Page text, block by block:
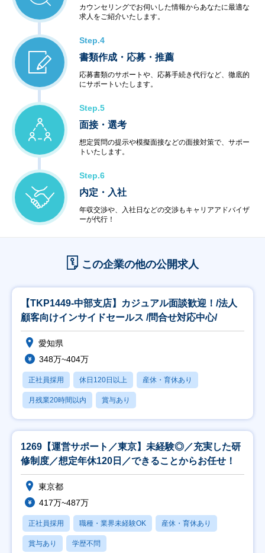
カウンセリングでお伺いした情報からあなたに最適な
求人をご紹介いたします。
Step.4
書類作成・応募・推薦
応募書類のサポートや、応募手続き代行など、徹底的
にサポートいたします。
Step.5
面接・選考
想定質問の提示や模擬面接などの面接対策で、サポー
トいたします。
Step.6
内定・入社
年収交渉や、入社日などの交渉もキャリアアドバイザ
ーが代行！
この企業の他の公開求人
【TKP1449-中部支店】カジュアル面談歓迎！/法人
顧客向けインサイドセールス /問合せ対応中心/
愛知県
348万~404万
正社員採用 休日120日以上 産休・育休あり
月残業20時間以内 賞与あり
1269【運営サポート／東京】未経験◎／充実した研
修制度／想定年休120日／できることからお任せ！
東京都
417万~487万
正社員採用 職種・業界未経験OK 産休・育休あり
賞与あり 学歴不問